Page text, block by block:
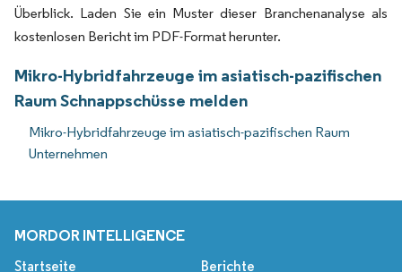
Überblick. Laden Sie ein Muster dieser Branchenanalyse als
kostenlosen Bericht im PDF-Format herunter.
Mikro-Hybridfahrzeuge im asiatisch-pazifischen
Raum Schnappschüsse melden
Mikro-Hybridfahrzeuge im asiatisch-pazifischen Raum
Unternehmen
MORDOR INTELLIGENCE
Startseite Berichte